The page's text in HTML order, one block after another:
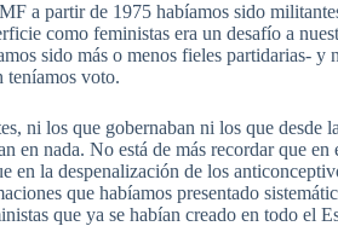
a partir de 1975 habíamos sido
como feministas era un desafío a
sido más o menos fieles partidarias-
teníamos voto.
ni los que gobernaban ni los que
en nada. No está de más recordar que
en la despenalización de los
que habíamos presentado
que ya se habían creado en todo el